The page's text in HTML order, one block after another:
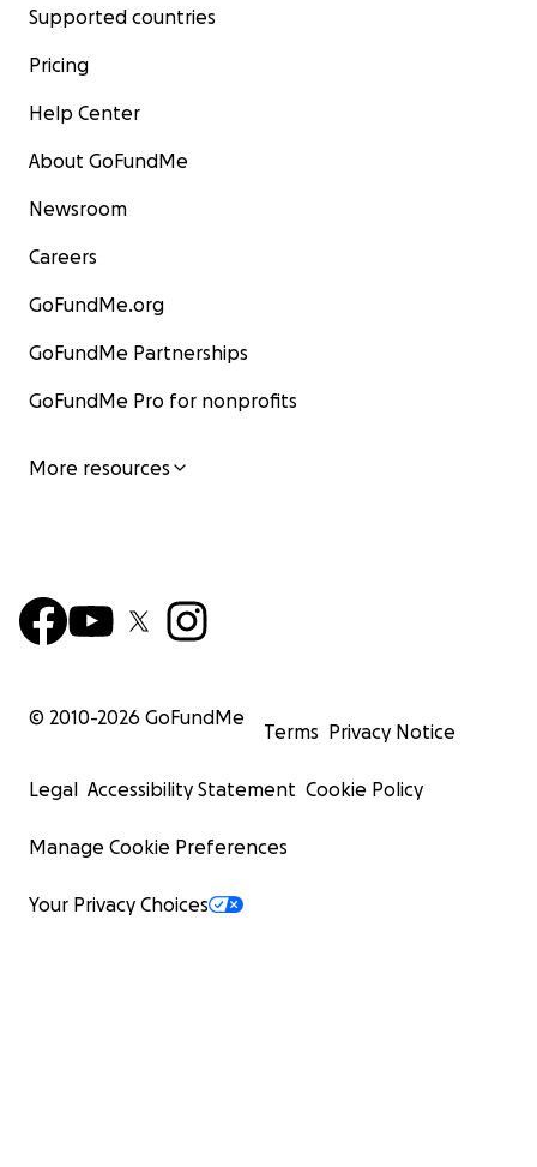
Supported countries
Pricing
Help Center
About GoFundMe
Newsroom
Careers
GoFundMe.org
GoFundMe Partnerships
GoFundMe Pro for nonprofits
More resources
© 2010-2026 GoFundMe
Terms Privacy Notice
Legal Accessibility Statement Cookie Policy
Manage Cookie Preferences
Your Privacy Choices